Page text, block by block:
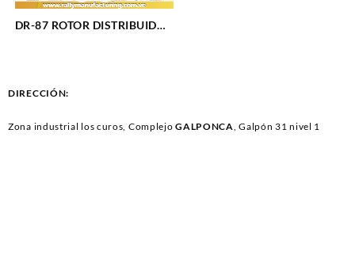
DR-87 ROTOR DISTRIBUIDOR
DIRECCIÓN:
Zona industrial los curos, ComplejoGALPONCA , Galpón 31 nivel 1